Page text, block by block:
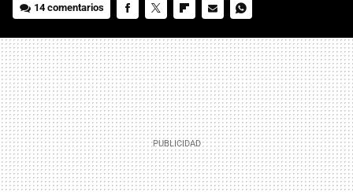
14 comentarios
MAIL